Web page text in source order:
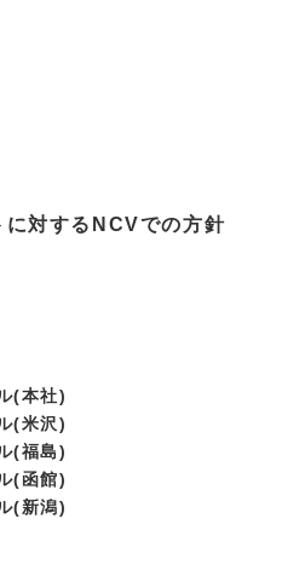
に対するNCVでの方針
(本社)
(米沢)
(福島)
(函館)
(新潟)